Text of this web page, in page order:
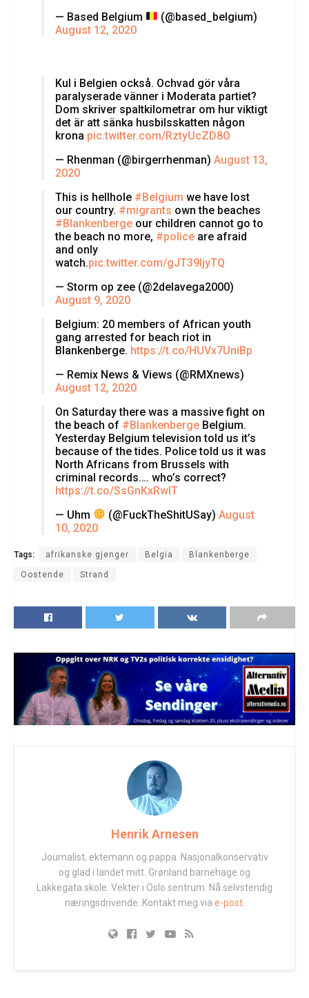
— Based Belgium
(@based_belgium)
August 12, 2020
Kul i Belgien också. Ochvad gör våra
paralyserade vänner i Moderata partiet?
Dom skriver spaltkilometrar om hur viktigt
det är att sänka husbilsskatten någon
krona pic.twitter.com/RztyUcZD8O
— Rhenman (@birgerrhenman) August 13,
2020
This is hellhole #Belgium we have lost
our country. #migrants own the beaches
#Blankenberge our children cannot go to
the beach no more, #police are afraid
and only
watch.pic.twitter.com/gJT39IjyTQ
— Storm op zee (@2delavega2000)
August 9, 2020
Belgium: 20 members of African youth
gang arrested for beach riot in
Blankenberge. https://t.co/HUVx7UniBp
— Remix News & Views (@RMXnews)
August 12, 2020
On Saturday there was a massive fight on
the beach of #Blankenberge Belgium.
Yesterday Belgium television told us it’s
because of the tides. Police told us it was
North Africans from Brussels with
criminal records…. who’s correct?
https://t.co/SsGnKxRwIT
— Uhm
(@FuckTheShitUSay)August
10, 2020
Tags: afrikanske gjenger Belgia Blankenberge
Oostende Strand
Henrik Arnesen
Journalist, ektemann og pappa. Nasjonalkonservativ
og glad i landet mitt. Grønland barnehage og
Lakkegata skole. Vekter i Oslo sentrum. Nå selvstendig
næringsdrivende. Kontakt meg via e-post.